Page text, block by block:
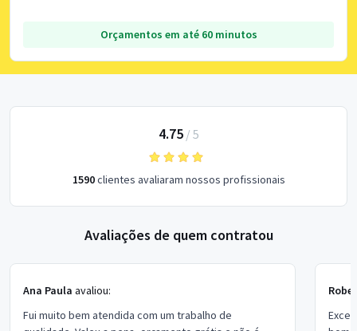
Orçamentos em até 60 minutos
4.75/ 5
1590clientes avaliaram nossos profissionais
Avaliações de quem contratou
Ana Paula avaliou:
Fui muito bem atendida com um trabalho de